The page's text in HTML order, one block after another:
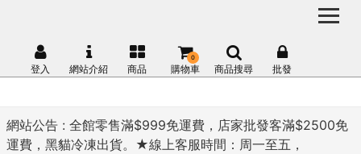
網站公告 : 全館零售滿$999免運費，店家批發客滿$2500免
運費，黑貓冷凍出貨。★線上客服時間：周一至五，
登入 網站介紹 商品 購物車
0
商品搜尋 批發